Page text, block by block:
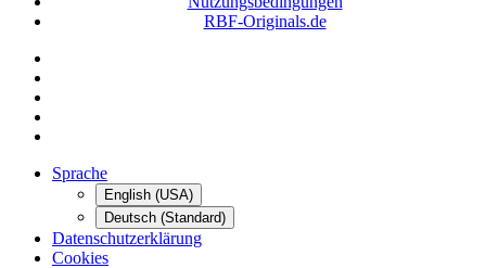
RBF-Originals.de
Sprache
English (USA)
Deutsch (Standard)
Datenschutzerklärung
Cookies